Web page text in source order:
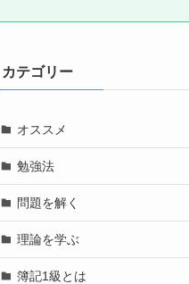
カテゴリー
オススメ
勉強法
問題を解く
理論を学ぶ
簿記1級とは